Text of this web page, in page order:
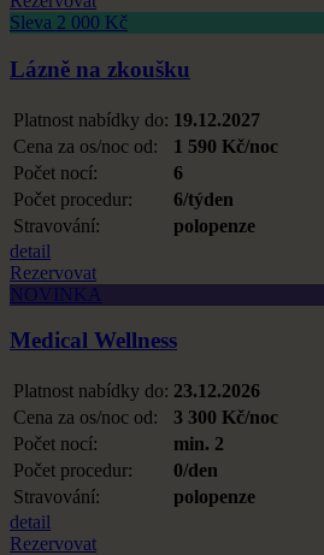
Sleva 2 000 Kč
Lázně na zkoušku
Platnost nabídky do: 19.12.2027
Cena za os/noc od:
1 590 Kč/noc
Počet nocí:
6
Počet procedur:
6/týden
Stravování:
polopenze
detail
Rezervovat
NOVINKA
Medical Wellness
Platnost nabídky do: 23.12.2026
Cena za os/noc od:
3 300 Kč/noc
Počet nocí:
min. 2
Počet procedur:
0/den
Stravování:
polopenze
detail
Rezervovat